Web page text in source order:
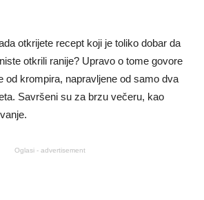
otkrijete recept koji je toliko dobar da
otkrili ranije? Upravo o tome govore
od krompira, napravljene od samo dva
Savršeni su za brzu večeru, kao
Oglasi - advertisement